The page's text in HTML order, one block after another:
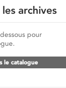
archives
pour
le catalogue